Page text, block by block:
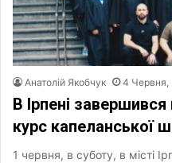
Анатолій Якобчук 4 Червня,
В Ірпені
курс капеланської
1 червня, в суботу, в місті